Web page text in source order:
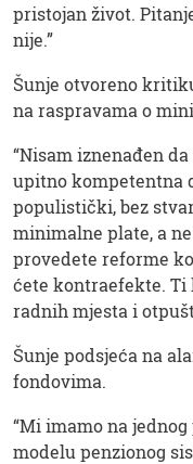
pristojan život.
nije.”
Šunje otvoreno
na raspravama o
“Nisam iznenađen
upitno kompetentna
populistički, bez
minimalne plate, a
provedete reforme
ćete kontraefekte.
radnih mjesta i
Šunje podsjeća na
fondovima.
“Mi imamo na
modelu penzionog